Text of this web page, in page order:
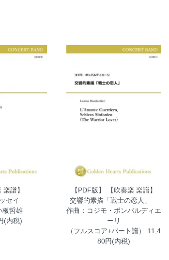
楽譜】
セイ
板哲雄
(内税)
【PDF版】 【吹奏楽 楽譜】
交響的素描「戦士の恋人」
作曲：コジモ・ボンバルディエ
ーリ
（フルスコア+パート譜）
11,4
80円(内税)